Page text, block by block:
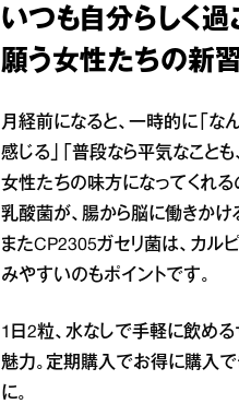
いつも自分らしく過
願う女性たちの新習
月経前になると、一時的に「な
感じる」「普段なら平気なこと
女性たちの味方になってくれる
乳酸菌が、腸から脳に働きかけ
またCP2305ガセリ菌は、カル
みやすいのもポイントです。
1日2粒、水なしで手軽に飲め
魅力。定期購入でお得に購入で
に。